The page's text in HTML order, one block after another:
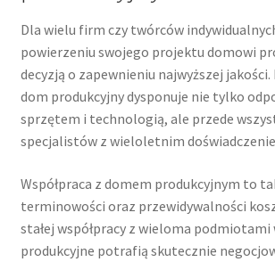
Dla wielu firm czy twórców
powierzeniu swojego projektu domowi
decyzją o zapewnieniu najwyższej
dom produkcyjny dysponuje nie tylko
sprzętem i technologią, ale przede
specjalistów z wieloletnim
Współpraca z domem produkcyjnym to
terminowości oraz przewidywalności
stałej współpracy z wieloma podmiotami
produkcyjne potrafią skutecznie